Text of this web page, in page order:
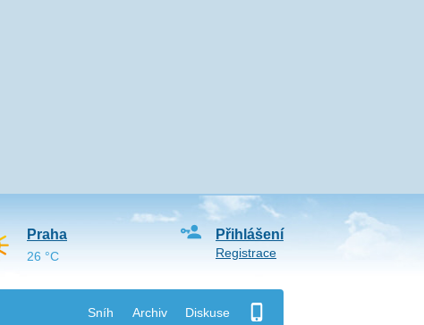
Sníh Archiv Diskuse
Přihlášení
Registrace
Praha
26 °C